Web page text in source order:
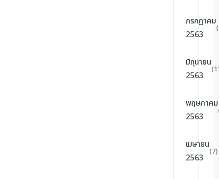
กรกฎาคม
2563
มิถุนายน
2563
พฤษภาคม
2563
เมษายน
2563
(7)